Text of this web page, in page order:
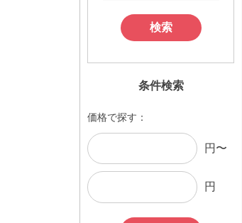
検索
条件検索
価格で探す：
円〜
円